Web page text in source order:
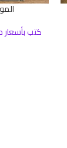
إضافة إلى
كتب